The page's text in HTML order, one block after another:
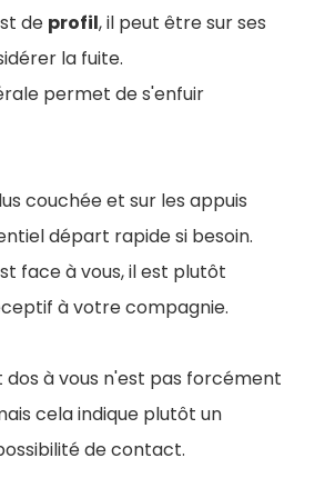
de profil, il peut être sur ses
la fuite.
permet de s'enfuir
couchée et sur les appuis
départ rapide si besoin.
face à vous, il est plutôt
à votre compagnie.
dos à vous n'est pas forcément
cela indique plutôt un
de contact.